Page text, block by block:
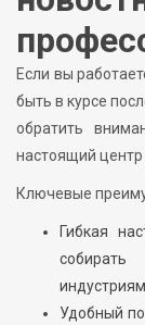
Если вы
быть в курсе
обратить
настоящий центр
Ключевые
Гибкая
индустриям.
Удобный